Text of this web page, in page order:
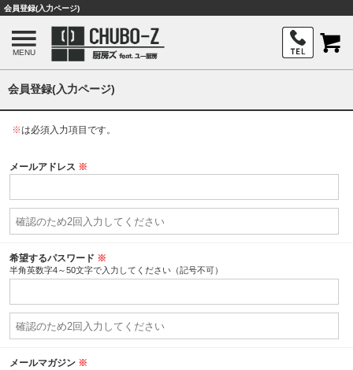
会員登録(入力ページ)
MENU
会員登録(入力ページ)
※は必須入力項目です。
メールアドレス ※
希望するパスワード ※
半角英数字4～50文字で入力してください（記号不可）
メールマガジン ※